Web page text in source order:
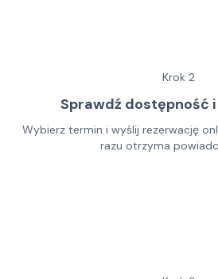
Krok 2
Sprawdź dostępność
Wybierz termin i wyślij rezerwację
razu otrzyma